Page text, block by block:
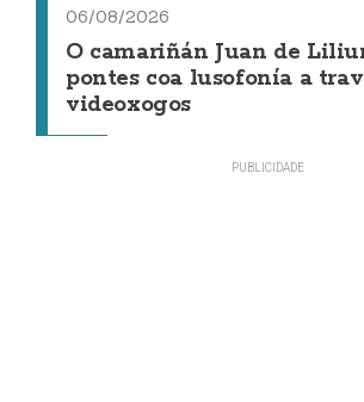
06/08/2026
O camariñán Juan de
pontes coa lusofonía a
videoxogos